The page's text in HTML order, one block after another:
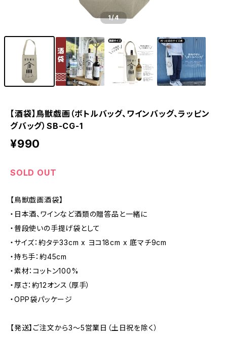
1/4
【酒袋】鳥獣戯画（ボトルバッグ、ワインバッグ、ラッピン
グバッグ）SB-CG-1
¥990
SOLD OUT
【鳥獣戯画酒袋】
・日本酒、ワインなど酒類の贈答品と一緒に
・普段使いの手提げ袋として
・サイズ：約タテ33cm x ヨコ18cm x 底マチ9cm
・持ち手：約45cm
・素材：コットン100%
・厚さ：約12オンス（厚手）
・OPP袋パッケージ
【発送】ご注文から3〜5営業日（土日祝を除く）